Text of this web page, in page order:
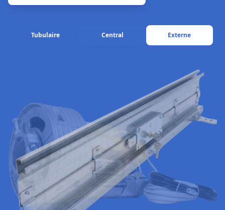
Tubulaire Central Externe